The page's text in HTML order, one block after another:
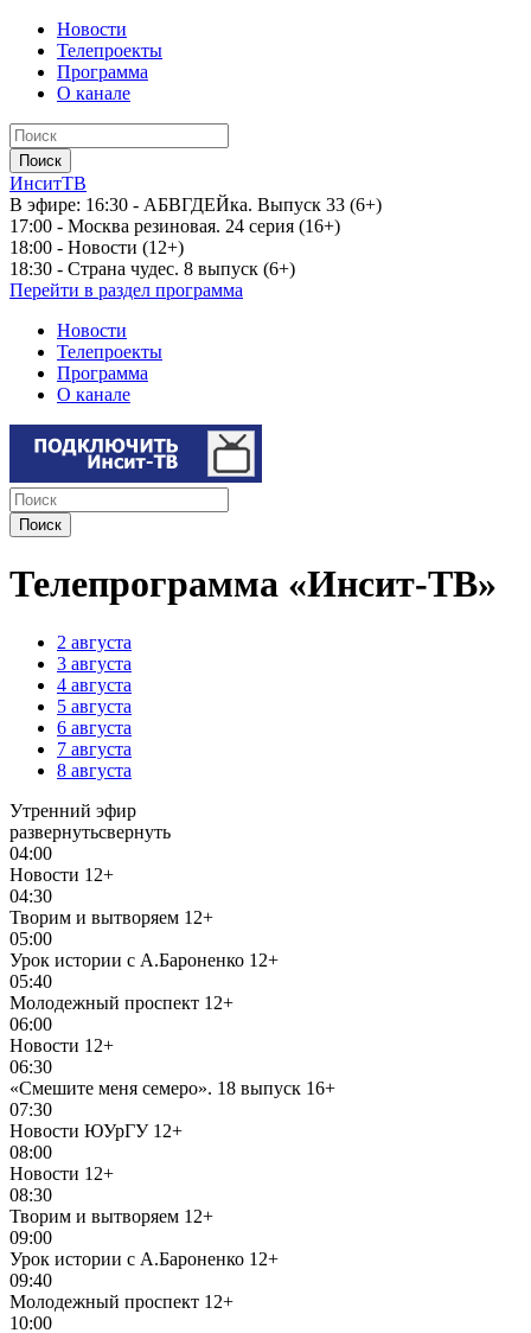
Новости
Телепроекты
Программа
О канале
ИнситТВ
В эфире: 16:30 - АБВГДЕЙка. Выпуск 33 (6+)
17:00 - Москва резиновая. 24 серия (16+)
18:00 - Новости (12+)
18:30 - Страна чудес. 8 выпуск (6+)
Перейти в раздел программа
Новости
Телепроекты
Программа
О канале
Телепрограмма «Инсит-ТВ»
2 августа
3 августа
4 августа
5 августа
6 августа
7 августа
8 августа
Утренний эфир
развернутьсвернуть
04:00
Новости 12+
04:30
Творим и вытворяем 12+
05:00
Урок истории с А.Бароненко 12+
05:40
Молодежный проспект 12+
06:00
Новости 12+
06:30
«Смешите меня семеро». 18 выпуск 16+
07:30
Новости ЮУрГУ 12+
08:00
Новости 12+
08:30
Творим и вытворяем 12+
09:00
Урок истории с А.Бароненко 12+
09:40
Молодежный проспект 12+
10:00